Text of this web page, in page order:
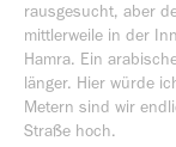
rausgesucht, aber
mittlerweile in der
Hamra. Ein
länger. Hier würde
Metern sind wir
Straße hoch.